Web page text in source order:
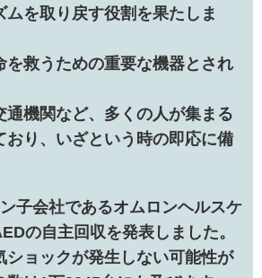
ムを取り戻す役割を果たしま
を救うための重要な機器とされ
通機関など、多くの人が集まる
おり、いざという時の即応に備
子会社であるオムロンヘルスケ
の自主回収を発表しました。
ショックが発生しない可能性が